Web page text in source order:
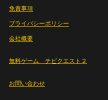
免責事項
プライバシーポリシー
会社概要
無料ゲーム チビクエスト２
お問い合わせ